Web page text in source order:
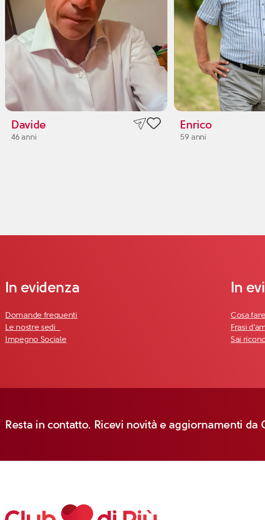
Davide
46 anni
Enrico
59 anni
In evidenza
Domande frequenti
Le nostre sedi
Impegno Sociale
In
Cosa
Frasi
Sai
Resta in contatto. Ricevi novità e aggiornamenti da